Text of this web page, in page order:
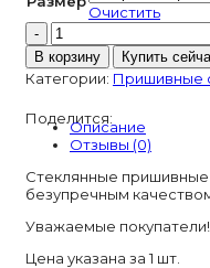
Очистить
Количество
товара
Аналог
Swarovski
AB
галактики
В корзину Купить
Категории: Пришивные
Поделится:
Описание
Отзывы (0)
Стеклянные
безупречным
Уважаемые покупатели!
Цена указана за 1 шт.